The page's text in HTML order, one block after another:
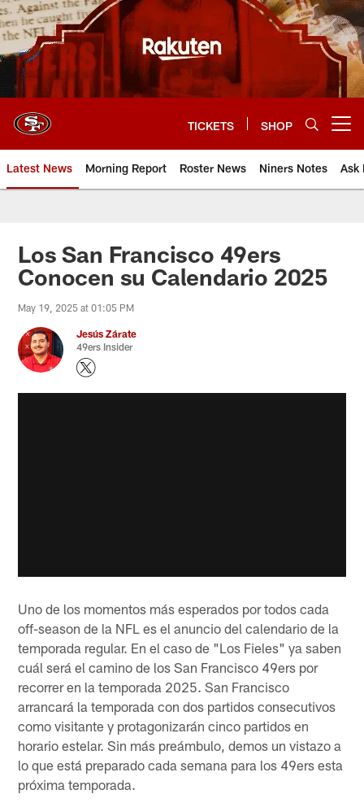
Skip
to
main
content
TICKETS SHOP
Latest News Morning Report Roster News Niners Notes Ask
Los San Francisco 49ers
Conocen su Calendario 2025
May 19, 2025 at 01:05 PM
Jesús Zárate
49ers Insider
Uno de los momentos más esperados por todos cada
off-season de la NFL es el anuncio del calendario de la
temporada regular. En el caso de "Los Fieles" ya saben
cuál será el camino de los San Francisco 49ers por
recorrer en la temporada 2025. San Francisco
arrancará la temporada con dos partidos consecutivos
como visitante y protagonizarán cinco partidos en
horario estelar. Sin más preámbulo, demos un vistazo a
lo que está preparado cada semana para los 49ers esta
próxima temporada.